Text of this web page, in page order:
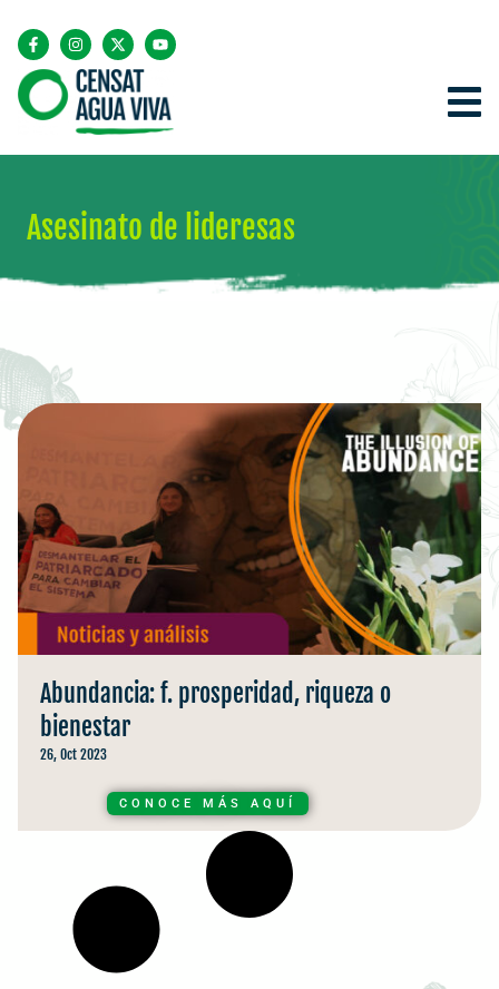
Asesinato de lideresas
Abundancia: f. prosperidad, riqueza o
bienestar
26, Oct 2023
CONOCE MÁS AQUÍ